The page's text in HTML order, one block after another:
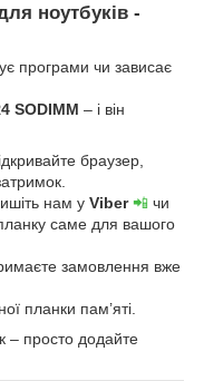
ноутбуків -
програми чи зависає
SODIMM – і він
браузер,
нам у Viber📲 чи
саме для вашого
замовлення вже
планки пам’яті.
– просто додайте